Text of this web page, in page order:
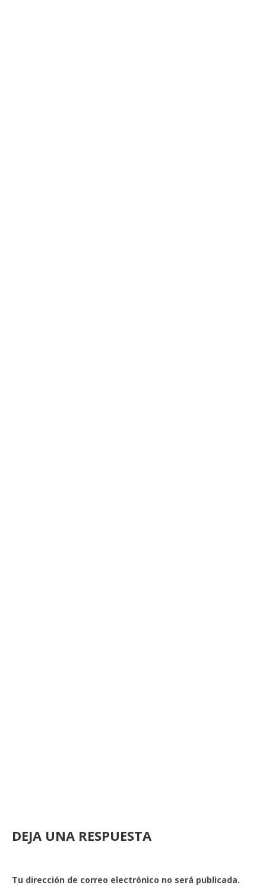
DEJA UNA RESPUESTA
Tu dirección de correo electrónico no será publicada.